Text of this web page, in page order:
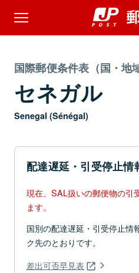
国際郵便条件表（国・地
セネガル
Senegal (Sénégal)
配達遅延・引受停止情
現在、SAL扱いの郵便物の引
ます。
国別の配達遅延・引受停止情
ク先のとおりです。
差出可否早見表